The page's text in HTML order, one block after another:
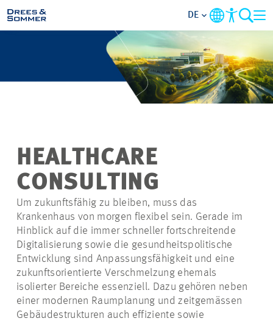
BRANCHEN
LEISTUNGEN
IM FOKUS
KONTAKT
KARRIERE
PROJEKTE
DE
HEALTHCARE
CONSULTING
Um zukunftsfähig zu bleiben, muss das
Krankenhaus von morgen flexibel sein. Gerade im
Hinblick auf die immer schneller fortschreitende
Digitalisierung sowie die gesundheitspolitische
Entwicklung sind Anpassungsfähigkeit und eine
zukunftsorientierte Verschmelzung ehemals
isolierter Bereiche essenziell. Dazu gehören neben
einer modernen Raumplanung und zeitgemässen
Gebäudestrukturen auch effiziente sowie